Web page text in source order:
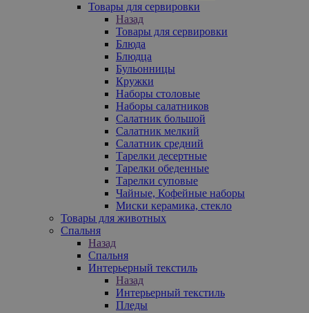
Товары для сервировки
Назад
Товары для сервировки
Блюда
Блюдца
Бульонницы
Кружки
Наборы столовые
Наборы салатников
Салатник большой
Салатник мелкий
Салатник средний
Тарелки десертные
Тарелки обеденные
Тарелки суповые
Чайные, Кофейные наборы
Миски керамика, стекло
Товары для животных
Спальня
Назад
Спальня
Интерьерный текстиль
Назад
Интерьерный текстиль
Пледы